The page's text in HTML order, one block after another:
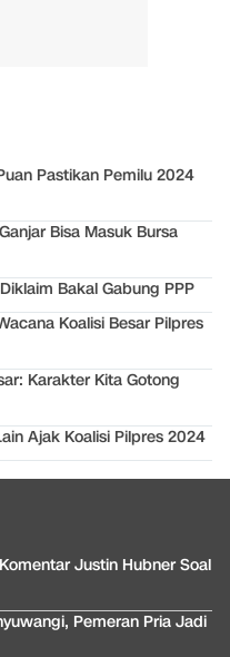
Pastikan Pemilu 2024
Bisa Masuk Bursa
Bakal Gabung PPP
Koalisi Besar Pilpres
Karakter Kita Gotong
Ajak Koalisi Pilpres 2024
Justin Hubner Soal
Pemeran Pria Jadi